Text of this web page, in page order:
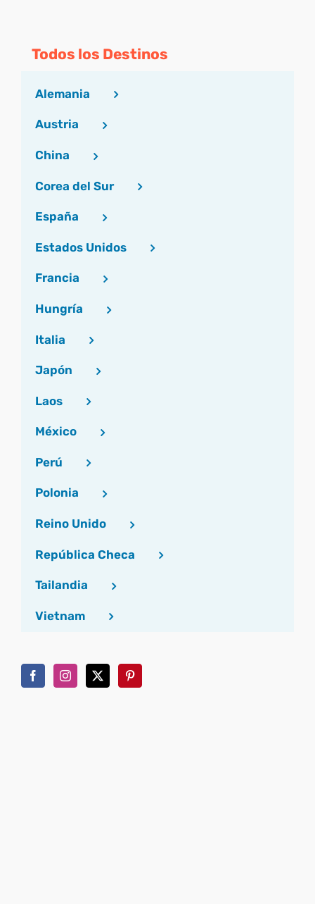
Todos los Destinos
Alemania
Austria
China
Corea del Sur
España
Estados Unidos
Francia
Hungría
Italia
Japón
Laos
México
Perú
Polonia
Reino Unido
República Checa
Tailandia
Vietnam